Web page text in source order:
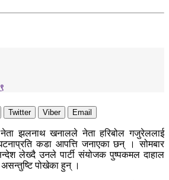
Twitter Viber Email
नेता झलनाथ खनालले नेता हरिबोल गजुरेललाई
घटनाप्रति कडा आपत्ति जनाएका छन् । सोमबार
लेख्दै उनले पार्टी संयोजक पुष्पकमल दाहाल
असन्तुष्टि पोखेका हुन् ।